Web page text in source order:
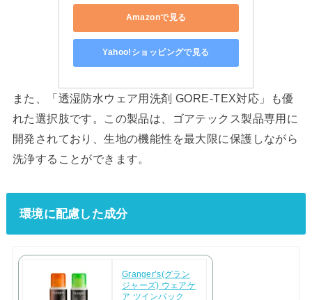
Amazonで見る
Yahoo!ショッピングで見る
また、「透湿防水ウェア用洗剤 GORE-TEX対応」も優
れた選択肢です。この製品は、ゴアテックス製品専用に
開発されており、生地の機能性を最大限に保護しながら
洗浄することができます。
環境に配慮した成分
Granger’s(グラン
ジャーズ) ウェアケ
ア ツインパック